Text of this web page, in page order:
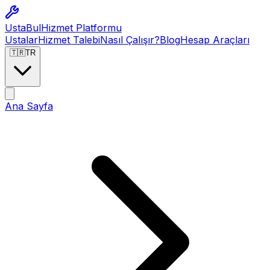
UstaBulHizmet Platformu
UstalarHizmet TalebiNasıl Çalışır?BlogHesap Araçları
🇹🇷TR
Ana Sayfa